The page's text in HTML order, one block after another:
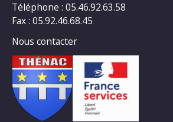
Téléphone : 05.46.92.63.58
Fax : 05.92.46.68.45
Nous contacter